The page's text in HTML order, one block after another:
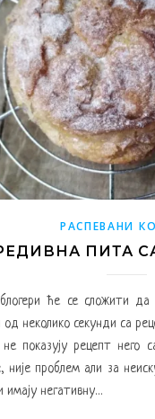
РАСПЕВАНИ
ПИТА
блогери ће се сложити
од неколико секунди са
показују рецепт него
није проблем али за
имају негативну…